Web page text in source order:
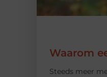
Waarom
Steeds meer